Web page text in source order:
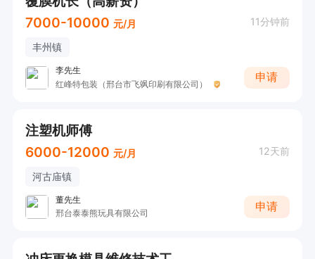
7000-10000 元/月 11分钟前
丰州镇
李先生
红峰特包装（邢台市飞飒印刷有限公司）
申请
注塑机师傅
6000-12000 元/月 12天前
河古庙镇
董先生
邢台泰泰熊玩具有限公司
申请